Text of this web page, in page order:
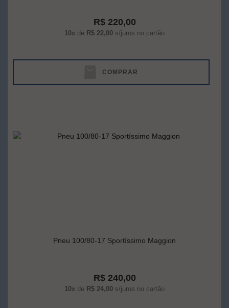
R$ 220,00
10x de R$ 22,00 s/juros no cartão
COMPRAR
Pneu 100/80-17 Sportíssimo Maggion
R$ 240,00
10x de R$ 24,00 s/juros no cartão